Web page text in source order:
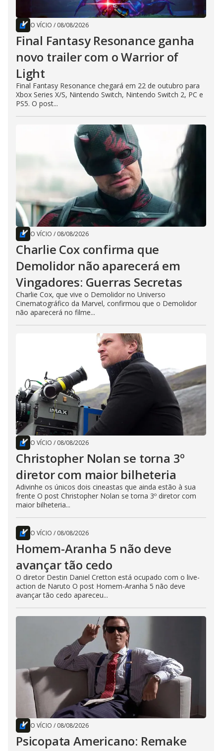
O VÍCIO / 08/08/2026
Final Fantasy Resonance ganha
novo trailer com o Warrior of
Light
Final Fantasy Resonance chegará em 22 de outubro para
Xbox Series X/S, Nintendo Switch, Nintendo Switch 2, PC e
PS5. O post...
O VÍCIO / 08/08/2026
Charlie Cox confirma que
Demolidor não aparecerá em
Vingadores: Guerras Secretas
Charlie Cox, que vive o Demolidor no Universo
Cinematográfico da Marvel, confirmou que o Demolidor
não aparecerá no filme...
O VÍCIO / 08/08/2026
Christopher Nolan se torna 3º
diretor com maior bilheteria
Adivinhe os únicos dois cineastas que ainda estão à sua
frente O post Christopher Nolan se torna 3º diretor com
maior bilheteria...
O VÍCIO / 08/08/2026
Homem-Aranha 5 não deve
avançar tão cedo
O diretor Destin Daniel Cretton está ocupado com o live-
action de Naruto O post Homem-Aranha 5 não deve
avançar tão cedo apareceu...
O VÍCIO / 08/08/2026
Psicopata Americano: Remake